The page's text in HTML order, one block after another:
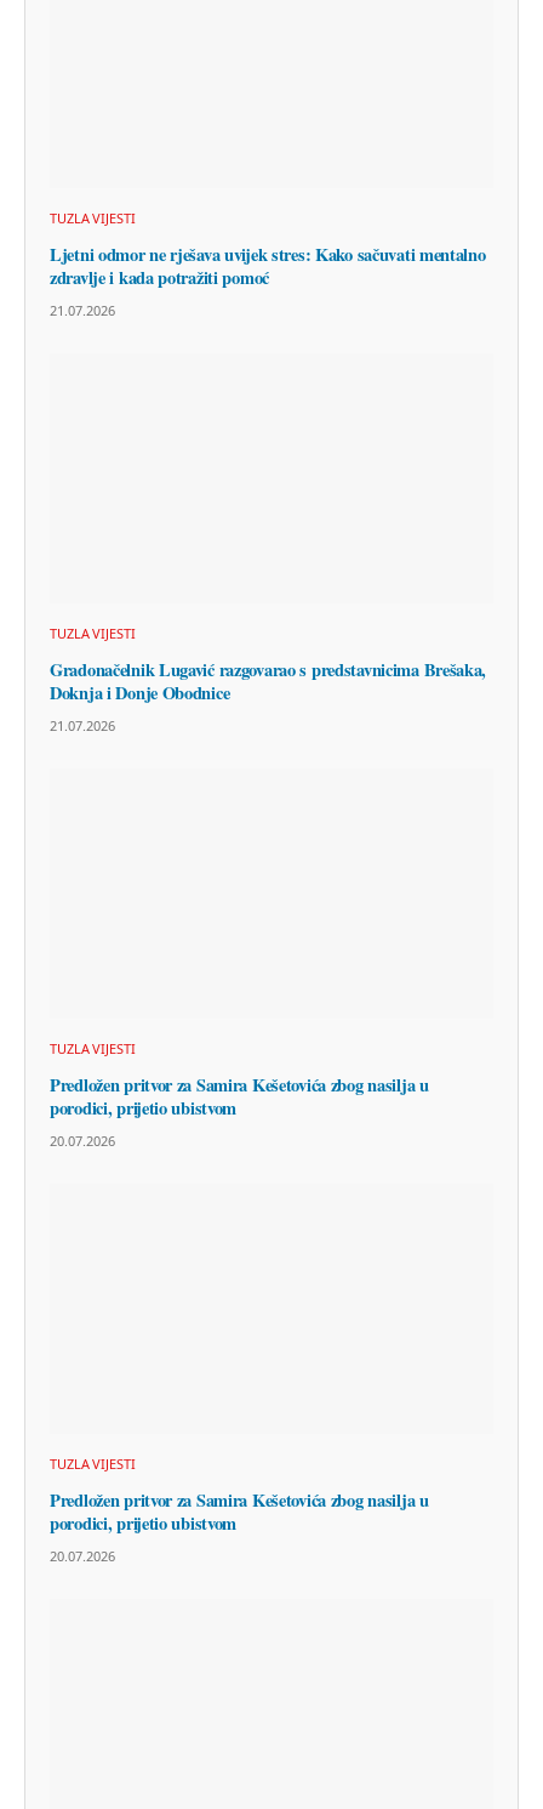
TUZLA VIJESTI
Ljetni odmor ne rješava uvijek stres: Kako sačuvati mentalno
zdravlje i kada potražiti pomoć
21.07.2026
TUZLA VIJESTI
Gradonačelnik Lugavić razgovarao s predstavnicima Brešaka,
Doknja i Donje Obodnice
21.07.2026
TUZLA VIJESTI
Predložen pritvor za Samira Kešetovića zbog nasilja u
porodici, prijetio ubistvom
20.07.2026
TUZLA VIJESTI
Predložen pritvor za Samira Kešetovića zbog nasilja u
porodici, prijetio ubistvom
20.07.2026